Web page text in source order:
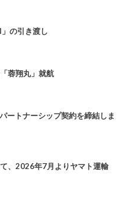
の引き渡し
蓉翔丸」就航
ートナーシップ契約を締結しま
、2026年7月よりヤマト運輸